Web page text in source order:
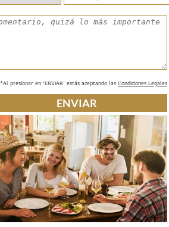
*Al presionar en "ENVIAR" estás aceptando lasCondiciones Legales.